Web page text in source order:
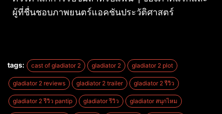
ผู้ที่ชื่นชอบภาพยนตร์แอคชันประวัติศาสตร์
tags: cast of gladiator 2 gladiator 2 gladiator 2 plot
gladiator 2 reviews gladiator 2 trailer gladiator 2 รีวิว
gladiator 2 รีวิว pantip gladiator รีวิว gladiator สนุกไหม